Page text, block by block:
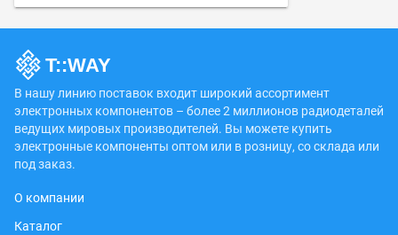
В нашу линию поставок входит широкий ассортимент
электронных компонентов – более 2 миллионов радиодеталей
ведущих мировых производителей. Вы можете купить
электронные компоненты оптом или в розницу, со склада или
под заказ.
О компании
Каталог